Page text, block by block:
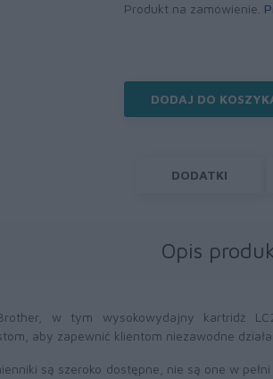
Produkt na zamówienie.
DODAJ DO
DODATKI
Opis
w tym wysokowydajny kartridż
aby zapewnić klientom niezawodne
są szeroko dostępne, nie są one w